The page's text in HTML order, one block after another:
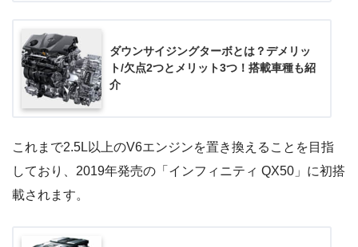
ダウンサイジングターボとは？デメリッ
ト/欠点2つとメリット3つ！搭載車種も紹
介
これまで2.5L以上のV6エンジンを置き換えることを目指
しており、2019年発売の「インフィニティ QX50」に初搭
載されます。